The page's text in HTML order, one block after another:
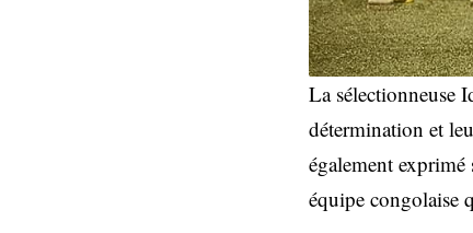
La sélectionneuse
détermination et
également
équipe congolaise